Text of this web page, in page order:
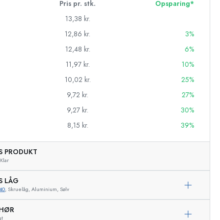
Pris pr. stk.
Opsparing*
13,38 kr.
12,86 kr.
3%
12,48 kr.
6%
11,97 kr.
10%
10,02 kr.
25%
9,72 kr.
27%
9,27 kr.
30%
8,15 kr. 39%
PRODUKT
Klar
LÅG
, Skruelåg, Aluminium, Sølv